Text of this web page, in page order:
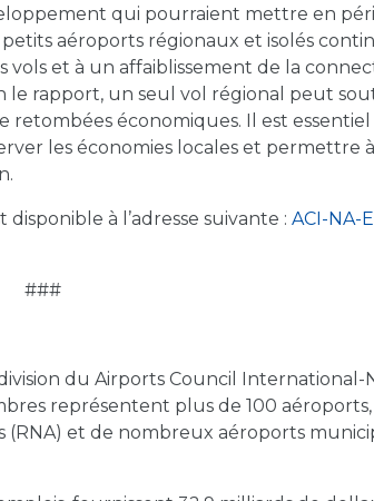
qui pourraient mettre en
aéroports régionaux et isolés
et à un affaiblissement de la
le rapport, un seul vol régional peut
retombées économiques. Il est
les économies locales et permettre
à l’adresse suivante : ACI-NA-
###
du Airports Council International-
représentent plus de 100
(RNA) et de nombreux aéroports